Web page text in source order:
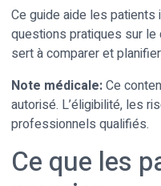
Ce guide aide les patients
questions pratiques sur le
sert à comparer et
Note médicale:Ce
autorisé. L’éligibilité, les
professionnels qualifiés.
Ce que les